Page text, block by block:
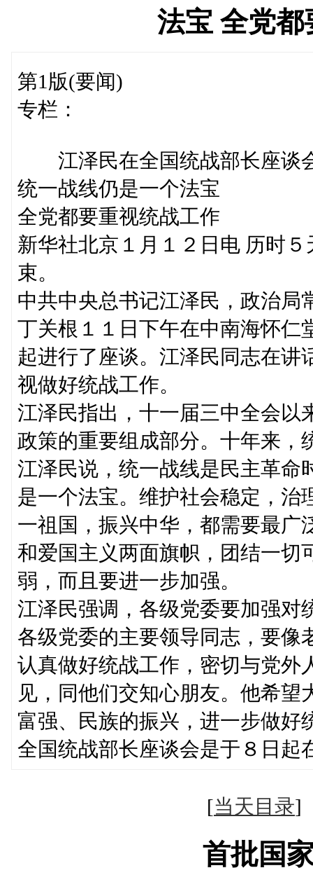
法宝 全党
第1版(要闻)
专栏：
江泽民在全国统战部长座谈
统一战线仍是一个法宝
全党都要重视统战工作
新华社北京１月１２日电 历时
束。
中共中央总书记江泽民，政治局
丁关根１１日下午在中南海怀仁
起进行了座谈。江泽民同志在讲
视做好统战工作。
江泽民指出，十一届三中全会以
政策的重要组成部分。十年来，
江泽民说，统一战线是民主革命
是一个法宝。维护社会稳定，治
一祖国，振兴中华，都需要最广
和爱国主义两面旗帜，团结一切
弱，而且要进一步加强。
江泽民强调，各级党委要加强对
各级党委的主要领导同志，要像
认真做好统战工作，密切与党外
见，同他们交知心朋友。他希
富强、民族的振兴，进一步做
全国统战部长座谈会是于８日起
[当天目录
首批国